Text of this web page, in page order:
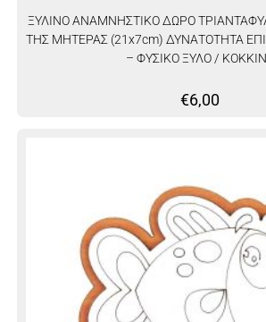
ΞΥΛΙΝΟ ΑΝΑΜΝΗΣΤΙΚΟ ΔΩΡΟ
ΤΗΣ ΜΗΤΕΡΑΣ (21x7cm) ΔΥΝΑΤΟΤΗΤΑ
– ΦΥΣΙΚΟ ΞΥΛΟ /
€6,00